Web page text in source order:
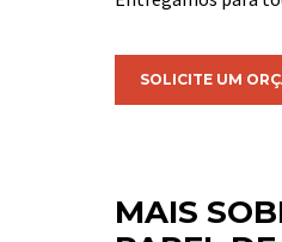
SOLICITE UM
MAIS